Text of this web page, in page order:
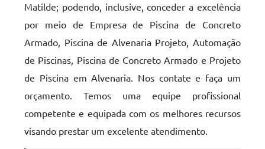
Matilde; podendo, inclusive, conceder a excelência
por meio de Empresa de Piscina de Concreto
Armado, Piscina de Alvenaria Projeto, Automação
de Piscinas, Piscina de Concreto Armado e Projeto
de Piscina em Alvenaria. Nos contate e faça um
orçamento. Temos uma equipe profissional
competente e equipada com os melhores recursos
visando prestar um excelente atendimento.